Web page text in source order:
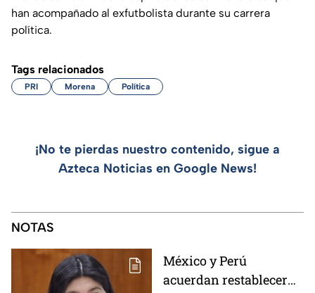
han acompañado al exfutbolista durante su carrera
política.
Tags relacionados
PRI Morena Política
¡No te pierdas nuestro contenido, sigue a
Azteca Noticias en Google News!
NOTAS
México y Perú
acuerdan restablecer